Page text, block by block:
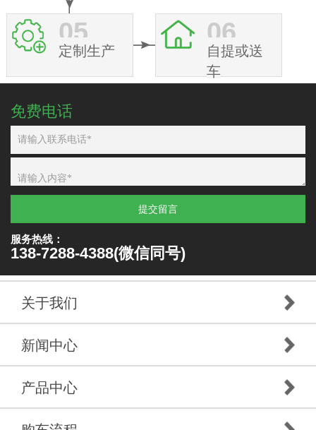
05
定制生产
06
自提或送
车
免费电话
提交留言
服务热线：
138-7288-4388(微信同号)
关于我们
新闻中心
产品中心